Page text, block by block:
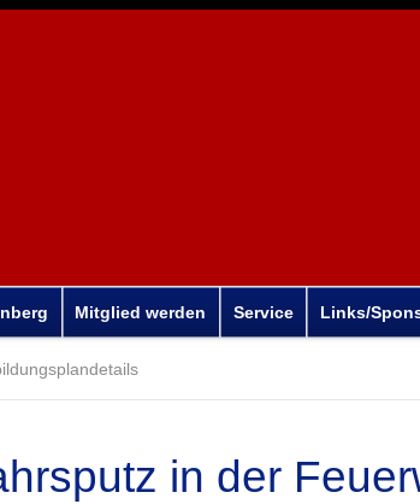
Mitglied werden Service Links/
in der